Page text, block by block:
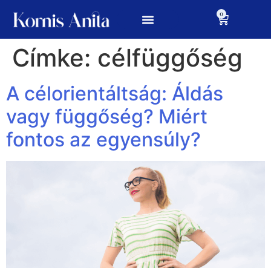
0
Címke: célfüggőség
A célorientáltság: Áldás
vagy függőség? Miért
fontos az egyensúly?